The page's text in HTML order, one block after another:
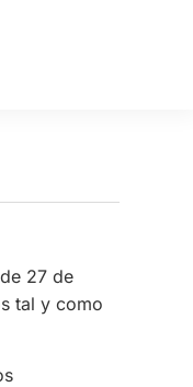
27 de
tal y como